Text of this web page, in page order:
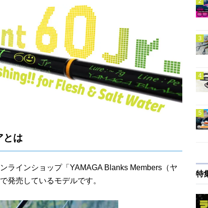
とは
ラインショップ「YAMAGA Blanks Members（ヤ
発売しているモデルです。
特